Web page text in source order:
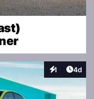
1
Interaktionen
4d